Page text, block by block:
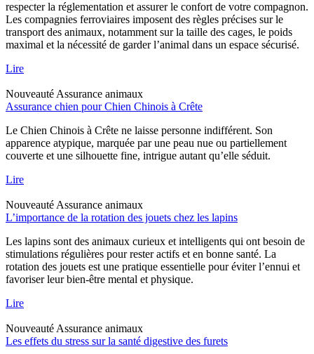
respecter la réglementation et assurer le confort de votre compagnon.
Les compagnies ferroviaires imposent des règles précises sur le
transport des animaux, notamment sur la taille des cages, le poids
maximal et la nécessité de garder l’animal dans un espace sécurisé.
Lire
Nouveauté Assurance animaux
Assurance chien pour Chien Chinois à Crête
Le Chien Chinois à Crête ne laisse personne indifférent. Son
apparence atypique, marquée par une peau nue ou partiellement
couverte et une silhouette fine, intrigue autant qu’elle séduit.
Lire
Nouveauté Assurance animaux
L’importance de la rotation des jouets chez les lapins
Les lapins sont des animaux curieux et intelligents qui ont besoin de
stimulations régulières pour rester actifs et en bonne santé. La
rotation des jouets est une pratique essentielle pour éviter l’ennui et
favoriser leur bien-être mental et physique.
Lire
Nouveauté Assurance animaux
Les effets du stress sur la santé digestive des furets